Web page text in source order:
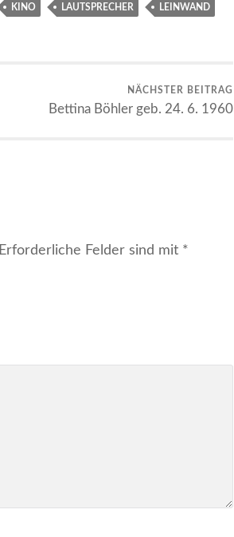
KINO LAUTSPRECHER LEINWAND
NÄCHSTER BEITRAG
Bettina Böhler geb. 24. 6. 1960
Erforderliche Felder sind mit *